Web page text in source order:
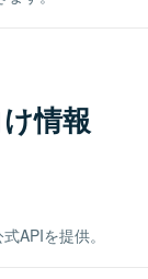
情報
APIを提供。